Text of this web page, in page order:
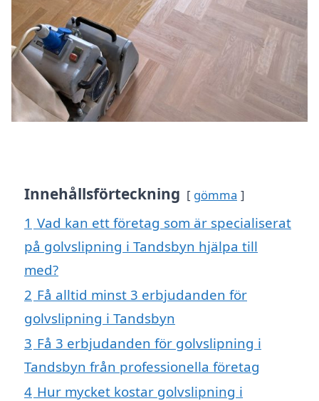
Innehållsförteckning gömma
1 Vad kan ett företag som är specialiserat
på golvslipning i Tandsbyn hjälpa till
med?
2 Få alltid minst 3 erbjudanden för
golvslipning i Tandsbyn
3 Få 3 erbjudanden för golvslipning i
Tandsbyn från professionella företag
4 Hur mycket kostar golvslipning i